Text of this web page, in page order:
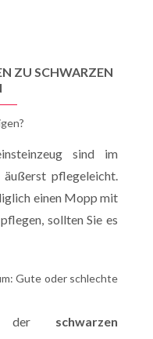
ZU SCHWARZEN
sind im
pflegeleicht.
einen Mopp mit
sollten Sie es
Gute oder schlechte
der schwarzen